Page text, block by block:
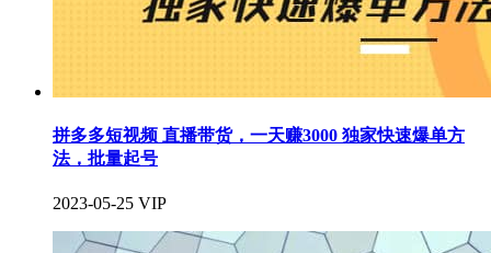
拼多多短视频 直播带货，一天赚3000 独家快速爆单方
法，批量起号
2023-05-25 VIP